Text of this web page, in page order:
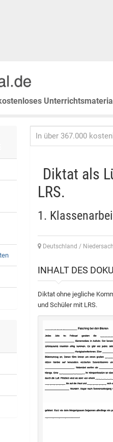
Diktat als
LRS.
1.
Deutschland /
INHALT DES
Diktat ohne jegliche
und Schüler mit LRS.